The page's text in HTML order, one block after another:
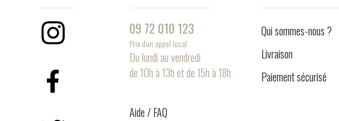
09 72 010 123
Prix d'un appel local
Du lundi au vendredi
de 10h à 13h et de 15h à 18h
Aide / FAQ
Qui sommes-nous ?
Livraison
Paiement sécurisé